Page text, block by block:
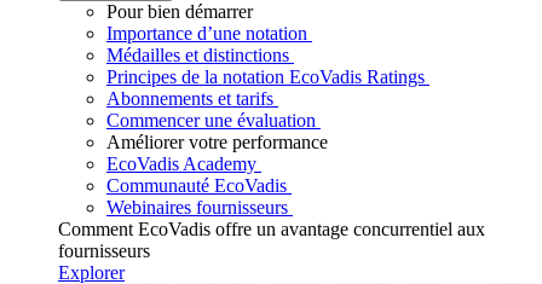
Pour bien démarrer
Importance d’une notation
Médailles et distinctions
Principes de la notation EcoVadis Ratings
Abonnements et tarifs
Commencer une évaluation
Améliorer votre performance
EcoVadis Academy
Communauté EcoVadis
Webinaires fournisseurs
Comment EcoVadis offre un avantage concurrentiel aux
fournisseurs
Explorer